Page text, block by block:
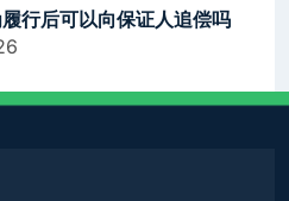
行后可以向保证人追偿吗